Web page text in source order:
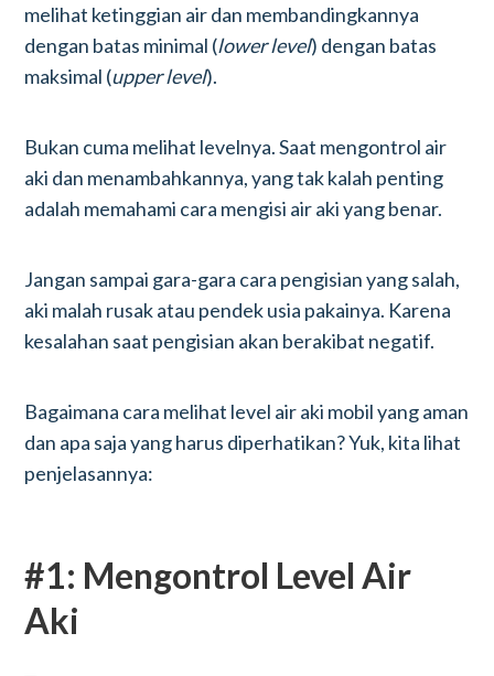
melihat ketinggian air dan membandingkannya
dengan batas minimal (lower level) dengan batas
maksimal (upper level).
Bukan cuma melihat levelnya. Saat mengontrol air
aki dan menambahkannya, yang tak kalah penting
adalah memahami cara mengisi air aki yang benar.
Jangan sampai gara-gara cara pengisian yang salah,
aki malah rusak atau pendek usia pakainya. Karena
kesalahan saat pengisian akan berakibat negatif.
Bagaimana cara melihat level air aki mobil yang aman
dan apa saja yang harus diperhatikan? Yuk, kita lihat
penjelasannya:
#1: Mengontrol Level Air
Aki